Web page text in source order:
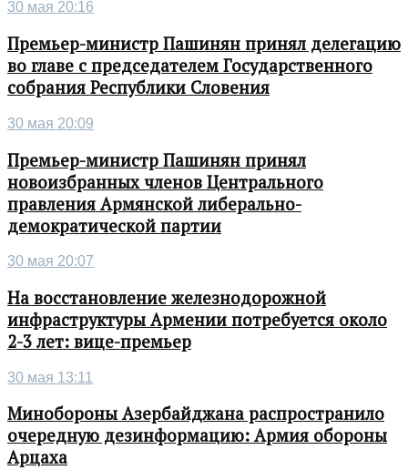
30 мая 20:16
Премьер-министр Пашинян принял делегацию
во главе с председателем Государственного
собрания Республики Словения
30 мая 20:09
Премьер-министр Пашинян принял
новоизбранных членов Центрального
правления Армянской либерально-
демократической партии
30 мая 20:07
На восстановление железнодорожной
инфраструктуры Армении потребуется около
2-3 лет: вице-премьер
30 мая 13:11
Минобороны Азербайджана распространило
очередную дезинформацию: Армия обороны
Арцаха